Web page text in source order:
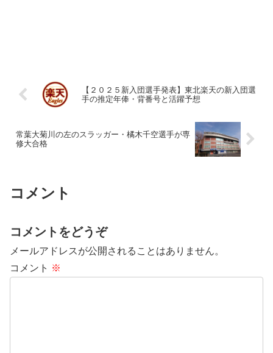
【２０２５新入団選手発表】東北楽天の新入団選
手の推定年俸・背番号と活躍予想
常葉大菊川の左のスラッガー・橘木千空選手が専
修大合格
コメント
コメントをどうぞ
メールアドレスが公開されることはありません。
コメント ※